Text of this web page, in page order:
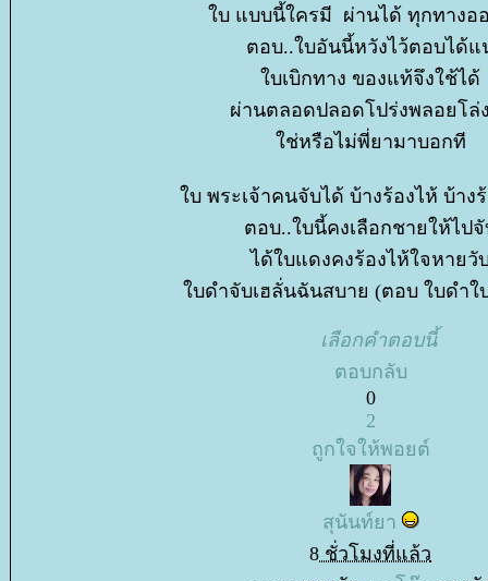
บ แบบนี้ใครมี ผ่านได้ ทุกทางอ
ตอบ..ใบอันนี้หวังไว้ตอบได้แ
บเบิกทาง ของแท้จึงใช้ได้
ผ่านตลอดปลอดโปร่งพลอยโล่
ช่หรือไม่พี่ยามาบอกที
บ พระเจ้าคนจับได้ บ้างร้องไห้ บ้าง
ตอบ..ใบนี้คงเลือกชายให้ไป
ได้ใบแดงคงร้องไห้ใจหายวั
บดำจับเฮลั่นฉันสบาย (ตอบ ใบดำใ
เลือกคำตอบนี้
ตอบกลับ
0
2
ถูกใจให้พอยต์
สุนันท์ยา
8 ชั่วโมงที่แล้ว